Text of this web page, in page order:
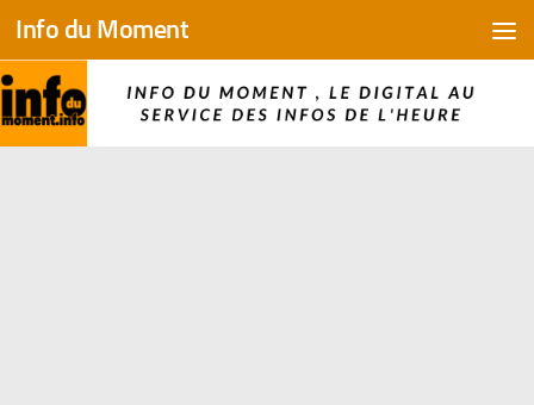
Skip to content
Info du Moment